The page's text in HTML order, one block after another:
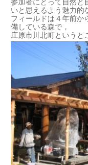
いと思えるよう魅力的
フィールドは４年前か
備している森で，
庄原市川北町というと